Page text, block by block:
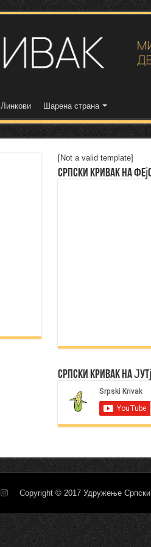
Линкови Шарена страна
[Not a valid template]
Српски Кривак на
Српски Кривак на
Copyright © 2017 Удружење